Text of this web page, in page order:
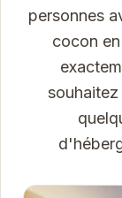
personnes
cocon